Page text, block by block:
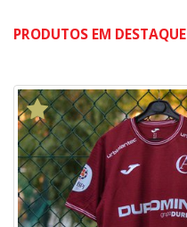
PRODUTOS EM DESTAQUE